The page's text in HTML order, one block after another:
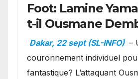
Foot: Lamine
t-il Ousmane
Ballon d’or ?
Dakar, 22 sept (SL-INFO) –
couronnement individuel
fantastique? L’attaquant